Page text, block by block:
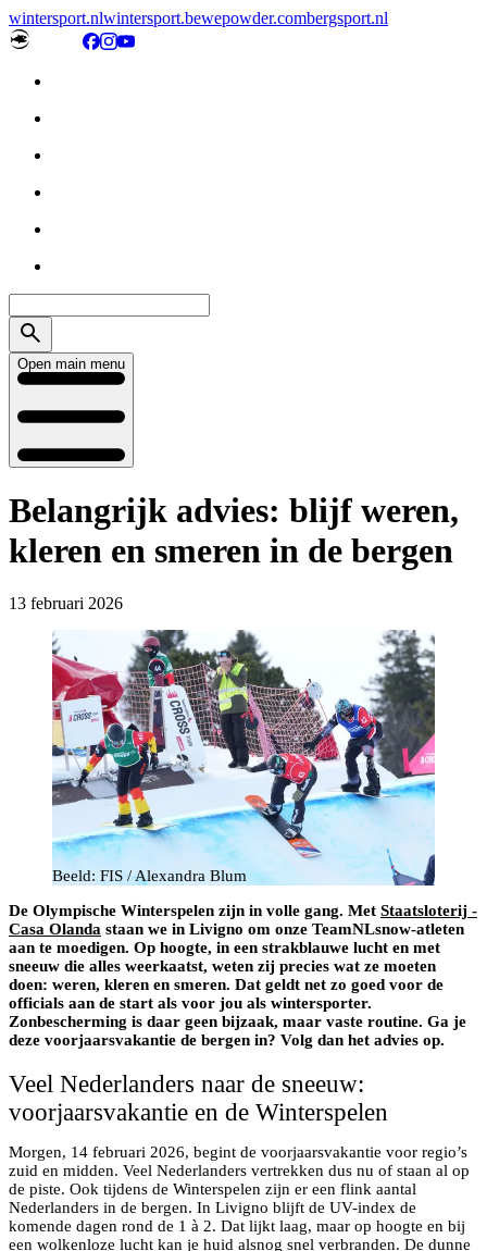
wintersport.nlwintersport.bewepowder.combergsport.nl
Open main menu
Belangrijk advies: blijf weren,
kleren en smeren in de bergen
13 februari 2026
Beeld: FIS / Alexandra Blum
De Olympische Winterspelen zijn in volle gang. Met Staatsloterij -
Casa Olanda staan we in Livigno om onze TeamNLsnow-atleten
aan te moedigen. Op hoogte, in een strakblauwe lucht en met
sneeuw die alles weerkaatst, weten zij precies wat ze moeten
doen: weren, kleren en smeren. Dat geldt net zo goed voor de
officials aan de start als voor jou als wintersporter.
Zonbescherming is daar geen bijzaak, maar vaste routine. Ga je
deze voorjaarsvakantie de bergen in? Volg dan het advies op.
Veel Nederlanders naar de sneeuw:
voorjaarsvakantie en de Winterspelen
Morgen, 14 februari 2026, begint de voorjaarsvakantie voor regio’s
zuid en midden. Veel Nederlanders vertrekken dus nu of staan al op
de piste. Ook tijdens de Winterspelen zijn er een flink aantal
Nederlanders in de bergen. In Livigno blijft de UV-index de
komende dagen rond de 1 à 2. Dat lijkt laag, maar op hoogte en bij
een wolkenloze lucht kan je huid alsnog snel verbranden. De dunne